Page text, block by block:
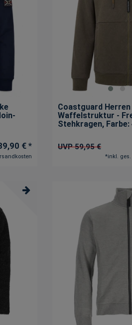
€ *
Coastguard
Waffelstruktur -
Stehkragen,
UVP 59,95 €
*inkl. ges.